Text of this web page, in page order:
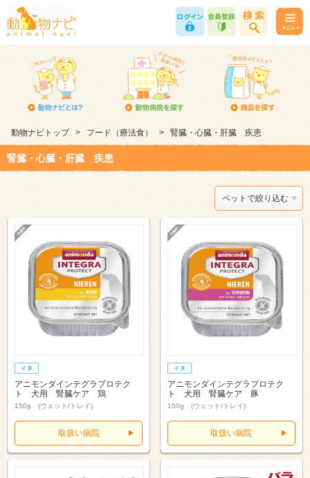
動物ナビトップ > フード（療法食） > 腎臓・心臓・肝臓 疾患
腎臓・心臓・肝臓 疾患
ペットで絞り込む
アニモンダインテグラプロテク
ト 犬用 腎臓ケア 鶏
150g (ウェット/トレイ)
取扱い病院
アニモンダインテグラプロテク
ト 犬用 腎臓ケア 豚
150g (ウェット/トレイ)
取扱い病院